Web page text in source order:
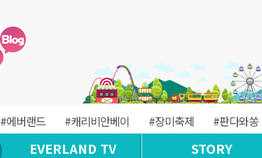
#에버랜드 #캐리비안베이 #장미축제 #판다와쏭
EVERLAND TV STORY